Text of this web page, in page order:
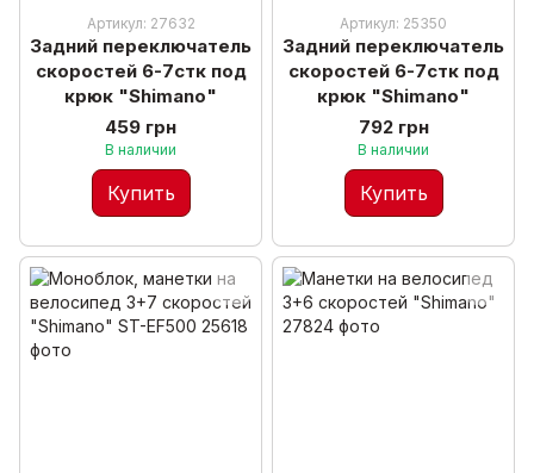
Артикул: 27632
Задний переключатель
скоростей 6-7стк под
крюк "Shimano"
459 грн
В наличии
Купить
Артикул: 25350
Задний переключатель
скоростей 6-7стк под
крюк "Shimano"
792 грн
В наличии
Купить